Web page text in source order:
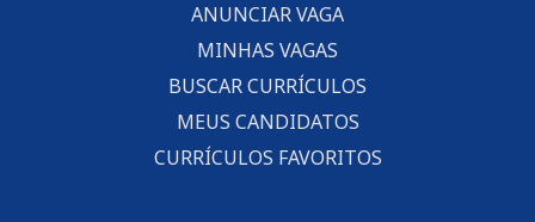
ANUNCIAR VAGA
MINHAS VAGAS
BUSCAR CURRÍCULOS
MEUS CANDIDATOS
CURRÍCULOS FAVORITOS